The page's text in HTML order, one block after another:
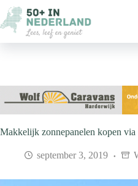
naar
de
inhoud
Makkelijk zonnepanelen kopen
september 3, 2019